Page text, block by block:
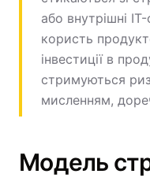
або внутрішні
користь
інвестиції в
стримуються
мисленням,
Модель